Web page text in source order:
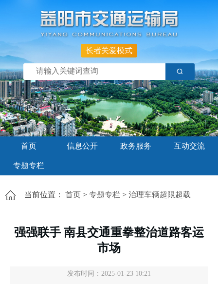
长者关爱模式
首页 信息公开 政务服务 互动交流
专题专栏
当前位置： 首页 > 专题专栏 > 治理车辆超限超载
强强联手 南县交通重拳整治道路客运
市场
发布时间：2025-01-23 10:21